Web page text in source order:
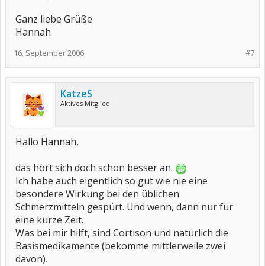
Ganz liebe Grüße
Hannah
#7
16. September 2006
KatzeS
Aktives Mitglied
Hallo Hannah,
das hört sich doch schon besser an.
Ich habe auch eigentlich so gut wie nie eine
besondere Wirkung bei den üblichen
Schmerzmitteln gespürt. Und wenn, dann nur für
eine kurze Zeit.
Was bei mir hilft, sind Cortison und natürlich die
Basismedikamente (bekomme mittlerweile zwei
davon).